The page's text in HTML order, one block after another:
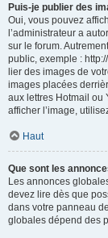
Puis-je publier des
Oui, vous pouvez
l’administrateur a
sur le forum.
public, exemple :
lier des images de
images placées
aux lettres Hotmail ou
afficher l’image,
Haut
Que sont les
Les annonces
devez lire dès que
dans votre panneau
globales dépend des